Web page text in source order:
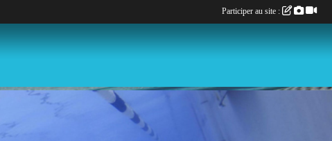
Participer au site :